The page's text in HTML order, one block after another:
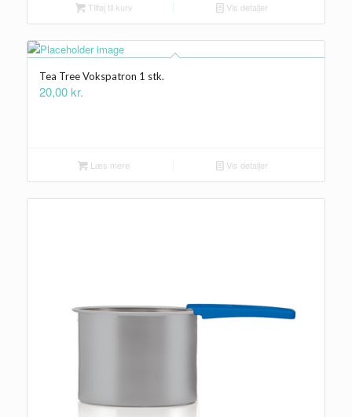
Tilføj til kurv Vis detaljer
Tea Tree Vokspatron 1 stk.
20,00kr.
Læs mere Vis detaljer